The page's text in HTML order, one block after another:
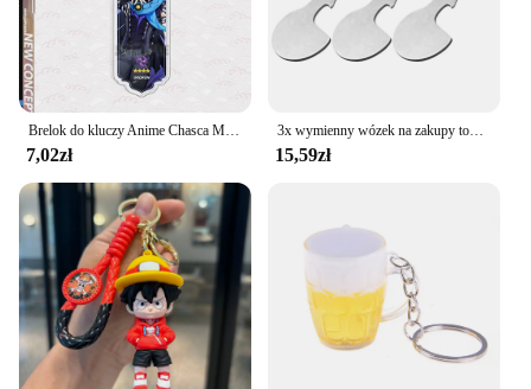
Brelok do kluczy Anime Chasca Mu España Kinich Furina Xiao Neuvillette Arlecchin Breloczek do kluczy Akcesoria Śliczna torba Breloczek do kluczy Prezent dla fanów
7,02zł
3x wymienny wózek na zakupy tokeny Release Keys breloki praktyczne DIY otwieracz do butelek na koszyki sklepowe Handcart Change Decor
15,59zł